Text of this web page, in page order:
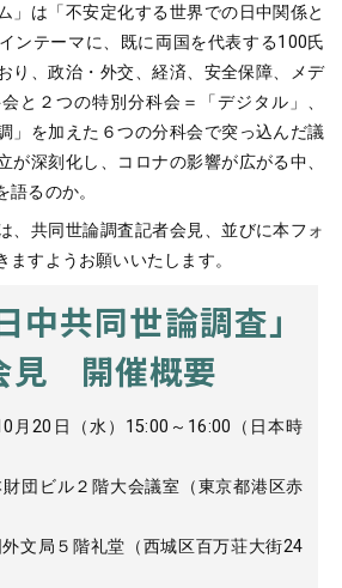
」は「不安定化する世界での日中関係と
ンテーマに、既に両国を代表する100氏
り、政治・外交、経済、安全保障、メデ
と２つの特別分科会＝「デジタル」、
」を加えた６つの分科会で突っ込んだ議
が深刻化し、コロナの影響が広がる中、
るのか。
、共同世論調査記者会見、並びに本フォ
すようお願いいたします。
中共同世論調査」
見 開催概要
月20日（水）15:00～16:00（日本時
団ビル２階大会議室（東京都港区赤
５階礼堂（西城区百万荘大街24